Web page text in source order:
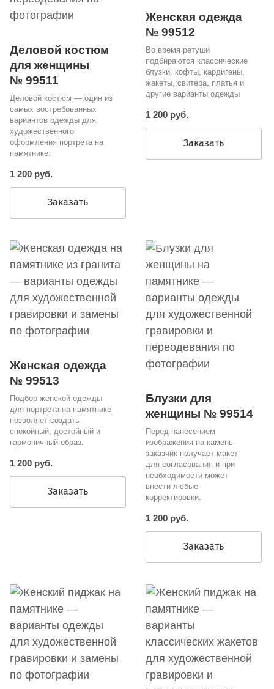
Деловой костюм
для женщины
№ 99511
Деловой костюм — один из
самых востребованных
вариантов одежды для
художественного
оформления портрета на
памятнике.
1 200 руб.
Заказать
Женская одежда
№ 99512
Во время ретуши
подбираются классические
блузки, кофты, кардиганы,
жакеты, свитера, платья и
другие варианты одежды
1 200 руб.
Заказать
Женская одежда
№ 99513
Подбор женской одежды
для портрета на памятнике
позволяет создать
спокойный, достойный и
гармоничный образ.
1 200 руб.
Заказать
Блузки для
женщины № 99514
Перед нанесением
изображения на камень
заказчик получает макет
для согласования и при
необходимости может
внести любые
корректировки.
1 200 руб.
Заказать